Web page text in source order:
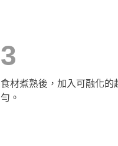
3
食材煮熟後，加入可融化的
勻。